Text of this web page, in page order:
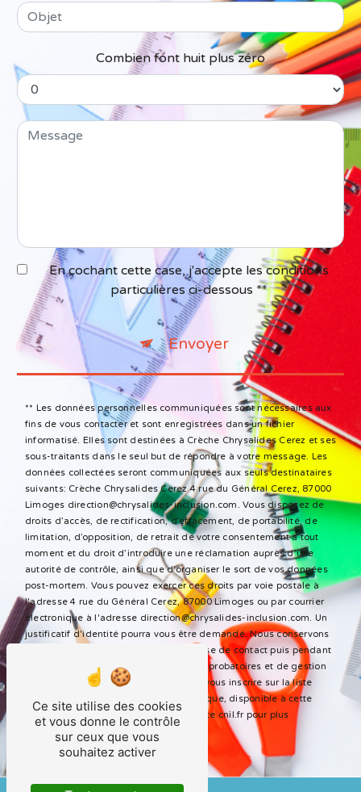
Combien font huit plus zéro
En cochant cette case, j'accepte les conditions
particulières ci-dessous **
Envoyer
** Les données personnelles communiquées sont nécessaires aux
fins de vous contacter et sont enregistrées dans un fichier
informatisé. Elles sont destinées à Crèche Chrysalides Cerez et ses
sous-traitants dans le seul but de répondre à votre message. Les
données collectées seront communiquées aux seuls destinataires
suivants: Crèche Chrysalides Cerez 4 rue du Général Cerez, 87000
Limoges direction@chrysalides-inclusion.com. Vous disposez de
droits d’accès, de rectification, d’effacement, de portabilité, de
limitation, d’opposition, de retrait de votre consentement à tout
moment et du droit d’introduire une réclamation auprès d’une
autorité de contrôle, ainsi que d’organiser le sort de vos données
post-mortem. Vous pouvez exercer ces droits par voie postale à
l'adresse 4 rue du Général Cerez, 87000 Limoges ou par courrier
électronique à l'adresse direction@chrysalides-inclusion.com. Un
justificatif d'identité pourra vous être demandé. Nous conservons
vos données pendant la période de prise de contact puis pendant
la durée de prescription légale aux fins probatoires et de gestion
des contentieux. Vous avez le droit de vous inscrire sur la liste
d'opposition au démarchage téléphonique, disponible à cette
adresse: Bloctel.gouv.fr
. Consultez le site cnil.fr pour plus
Ce site utilise des cookies
et vous donne le contrôle
sur ceux que vous
souhaitez activer